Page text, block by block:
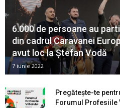
6.000 de persoane au
din cadrul Caravanei
avut loc la Ștefan Vodă
7 iunie 2022
Pregătește-te
Forumul Profesiile